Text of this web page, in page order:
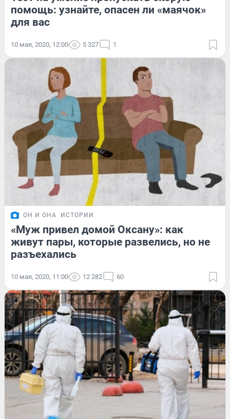
помощь: узнайте, опасен ли «маячок»
для вас
10 мая, 2020, 12:00 5 327 1
ОН И ОНА ИСТОРИИ
«Муж привел домой Оксану»: как
живут пары, которые развелись, но не
разъехались
10 мая, 2020, 11:00 12 282 60